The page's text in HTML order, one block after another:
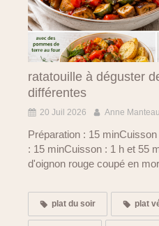
ratatouille à déguster
différentes
20 Juil 2026 Anne Manteau
Préparation : 15
: 15 minCuisson : 1 h et 55
d'oignon rouge coupé en
plat du soir plat